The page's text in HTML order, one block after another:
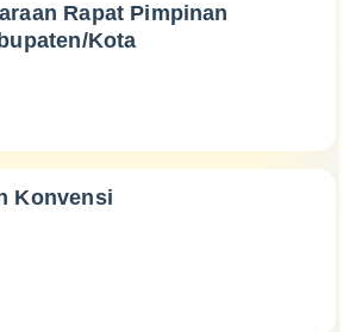
Rapat Pimpinan
Kota
Konvensi